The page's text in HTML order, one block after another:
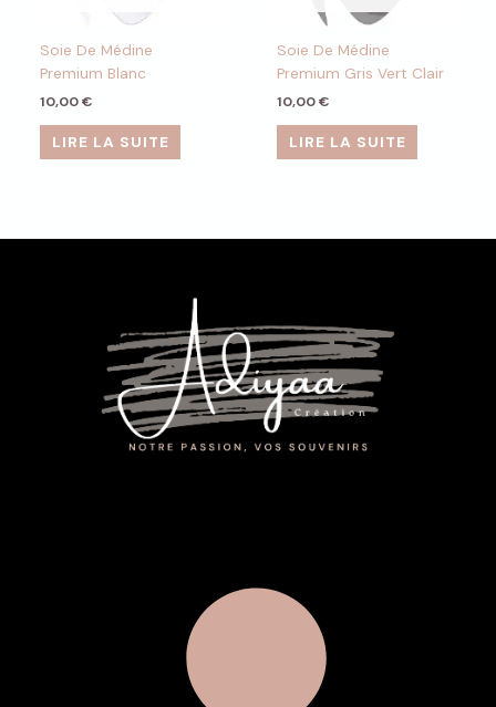
Soie De Médine
Premium Blanc
10,00€
LIRE LA SUITE
Soie De Médine
Premium Gris Vert Clair
10,00€
LIRE LA SUITE